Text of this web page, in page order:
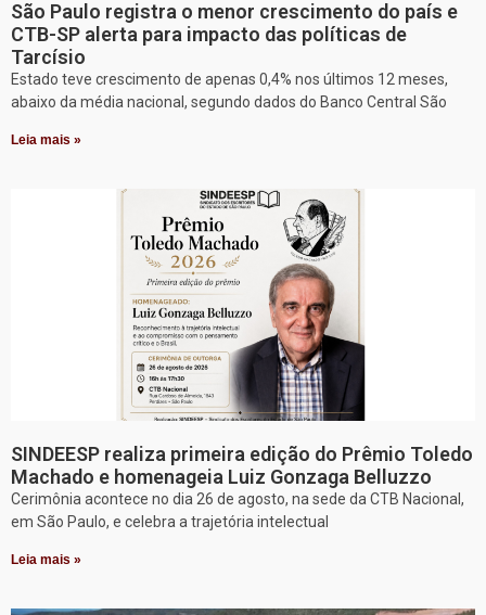
São Paulo registra o menor crescimento do país e
CTB-SP alerta para impacto das políticas de
Tarcísio
Estado teve crescimento de apenas 0,4% nos últimos 12 meses,
abaixo da média nacional, segundo dados do Banco Central São
Leia mais »
SINDEESP realiza primeira edição do Prêmio Toledo
Machado e homenageia Luiz Gonzaga Belluzzo
Cerimônia acontece no dia 26 de agosto, na sede da CTB Nacional,
em São Paulo, e celebra a trajetória intelectual
Leia mais »